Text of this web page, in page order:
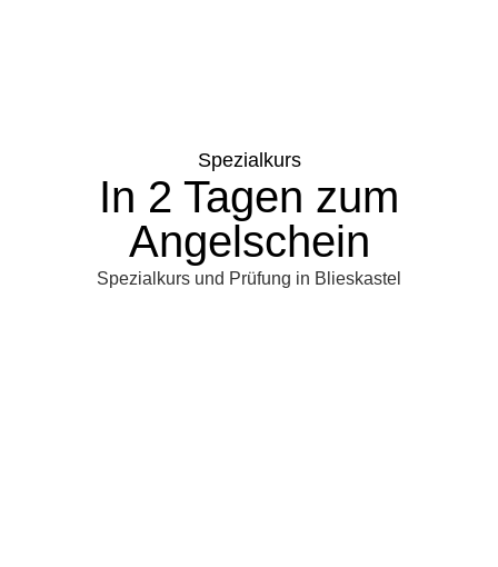
Spezialkurs
In 2 Tagen zum
Angelschein
Spezialkurs und Prüfung in Blieskastel